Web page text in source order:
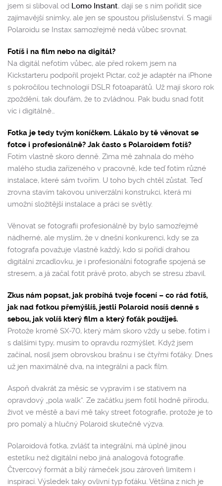
jsem si sliboval od Lomo Instant, dají se s ním pořídit sice
zajímavější snímky, ale jen se spoustou příslušenství. S magií
Polaroidu se Instax samozřejmě nedá vůbec srovnat.
Fotíš i na film nebo na digitál?
Na digitál nefotím vůbec, ale před rokem jsem na
Kickstarteru podpořil projekt Pictar, což je adaptér na iPhone
s pokročilou technologií DSLR fotoaparátů. Už mají skoro rok
zpoždění, tak doufám, že to zvládnou. Pak budu snad fotit
víc i digitálně…
Fotka je tedy tvým koníčkem. Lákalo by tě věnovat se
fotce i profesionálně? Jak často s Polaroidem fotíš?
Fotím vlastně skoro denně. Zima mě zahnala do mého
malého studia zařízeného v pracovně, kde teď fotím různé
instalace, které sám tvořím. U toho bych chtěl zůstat. Teď
zrovna stavím takovou univerzální konstrukci, která mi
umožní složitější instalace a práci se světly.
Věnovat se fotografii profesionálně by bylo samozřejmě
nádherné, ale myslím, že v dnešní konkurenci, kdy se za
fotografa považuje vlastně každý, kdo si pořídí drahou
digitální zrcadlovku, je i profesionální fotografie spojená se
stresem, a já začal fotit právě proto, abych se stresu zbavil.
Zkus nám popsat, jak probíhá tvoje focení – co rád fotíš,
jak nad fotkou přemýšlíš, jestli Polaroid nosíš denně s
sebou, jak volíš který film a který foťák použiješ.
Protože kromě SX-70, který mám skoro vždy u sebe, fotím i
s dalšími typy, musím to opravdu rozmýšlet. Když jsem
začínal, nosil jsem obrovskou brašnu i se čtyřmi foťáky. Dnes
už jen maximálně dva, na integrální a pack film.
Aspoň dvakrát za měsíc se vypravím i se stativem na
opravdový „pola walk“. Ze začátku jsem fotil hodně přírodu,
život ve městě a baví mě taky street fotografie, protože je to
pro pomalý a hlučný Polaroid skutečně výzva.
Polaroidová fotka, zvlášť ta integrální, má úplně jinou
estetiku než digitální nebo jiná analogová fotografie.
Čtvercový formát a bílý rámeček jsou zároveň limitem i
inspirací. Výsledek taky ovlivní typ foťáku. Většina z nich je